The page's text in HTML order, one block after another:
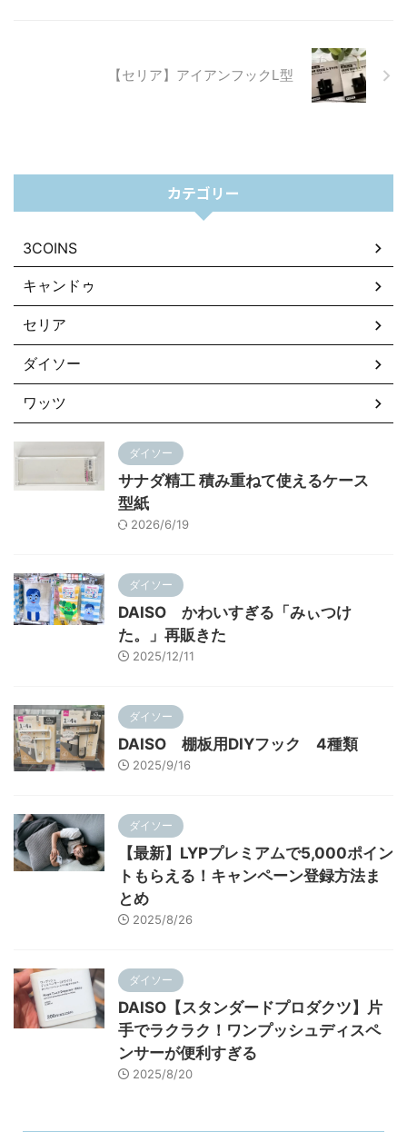
【セリア】アイアンフックL型
カテゴリー
3COINS
キャンドゥ
セリア
ダイソー
ワッツ
ダイソー
サナダ精工 積み重ねて使えるケース
型紙
2026/6/19
ダイソー
DAISO かわいすぎる「みぃつけ
た。」再販きた
2025/12/11
ダイソー
DAISO 棚板用DIYフック 4種類
2025/9/16
ダイソー
【最新】LYPプレミアムで5,000ポイン
トもらえる！キャンペーン登録方法ま
とめ
2025/8/26
ダイソー
DAISO【スタンダードプロダクツ】片
手でラクラク！ワンプッシュディスペ
ンサーが便利すぎる
2025/8/20